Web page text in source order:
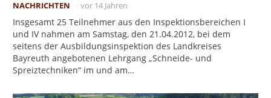
NACHRICHTEN vor 14 Jahren
Insgesamt 25 Teilnehmer aus den Inspektionsbereichen I
und IV nahmen am Samstag, den 21.04.2012, bei dem
seitens der Ausbildungsinspektion des Landkreises
Bayreuth angebotenen Lehrgang „Schneide- und
Spreiztechniken“ im und am…